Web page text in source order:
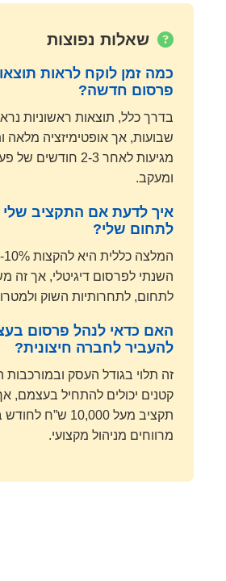
שאלות נפוצות
כמה זמן לוקח לראות
פרסום חדשה?
שבועות, אך אופטימיזציה מלאה
מגיעות לאחר 2-3
ומעקב.
איך לדעת אם התקציב
לתחום שלי?
השנתי לפרסום דיגיטלי, אך
לתחום, לתחרותיות השוק
האם כדאי לנהל פרסום
להעביר לחברה חיצונית?
זה תלוי בגודל העסק
קטנים יכולים להתחיל בעצמם,
תקציב מעל 10,000
מרווחים מניהול מקצועי.